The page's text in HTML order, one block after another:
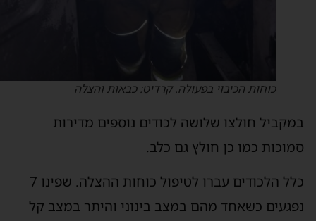
כוחות הכיבוי בפעולה. קרדיט: כבאות והצלה
חולצו שלושה לכודים נוספים מדירות
כמו כן חולץ גם כלב.
כלל הלכודים עברו לטיפול כוחות ההצלה. שפינו 7
כשאחד מהם במצב בינוני והיתר במצב קל